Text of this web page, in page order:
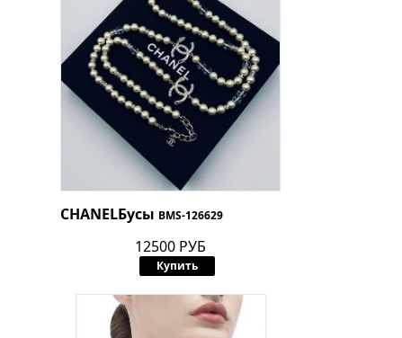
Бусы
CHANEL BMS-126629
12500 РУБ
Купить